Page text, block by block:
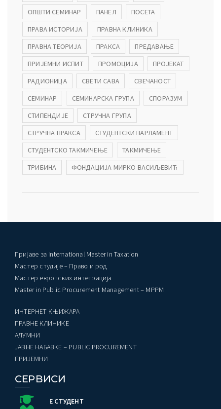
ОПШТИ СЕМИНАР
ПАНЕЛ
ПОСЕТА
ПРАВА ИСТОРИЈА
ПРАВНА КЛИНИКА
ПРАВНА ТЕОРИЈА
ПРАКСА
ПРЕДАВАЊЕ
ПРИЈЕМНИ ИСПИТ
ПРОМОЦИЈА
ПРОЈЕКАТ
РАДИОНИЦА
СВЕТИ САВА
СВЕЧАНОСТ
СЕМИНАР
СЕМИНАРСКА ГРУПА
СПОРАЗУМ
СТИПЕНДИЈЕ
СТРУЧНА ГРУПА
СТРУЧНА ПРАКСА
СТУДЕНТСКИ ПАРЛАМЕНТ
СТУДЕНТСКО ТАКМИЧЕЊЕ
ТАКМИЧЕЊЕ
ТРИБИНА
ФОНДАЦИЈА МИРКО ВАСИЉЕВИЋ
Пријаве за International Master in Taxation
Мастер студије – Право и род
Мастер европских интеграција
Master in Public Procurement Management – MPPM
ИНТЕРНЕТ КЊИЖАРА
ПРАВНЕ КЛИНИКЕ
AЛУМНИ
ЈАВНЕ НАБАВКЕ – PUBLIC PROCUREMENT
ПРИЈЕМНИ
СЕРВИСИ
Е СТУДЕНТ